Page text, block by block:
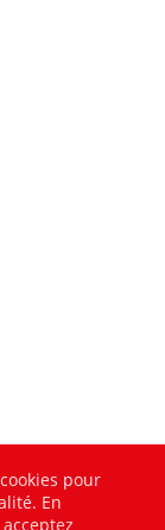
pour
En